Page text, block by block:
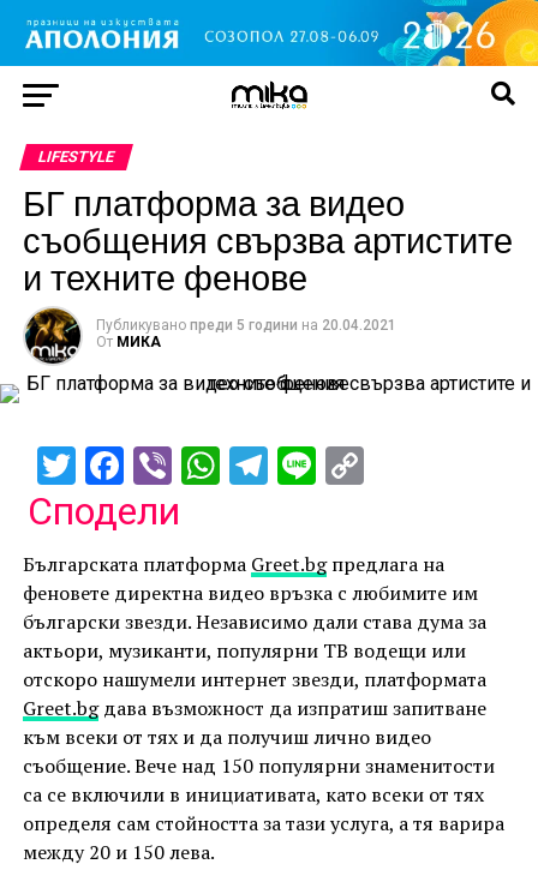
LIFESTYLE
БГ платформа за видео
съобщения свързва артистите
и техните фенове
Публикувано преди 5 години на 20.04.2021
От МИКА
TwitterFacebook
ViberWhatsApp
Telegram
Line
Сподели
Българскaта платформа Greet.bgпредлага на
феновете директна видео връзка с любимите им
български звезди. Независимо дали става дума за
актьори, музиканти, популярни ТВ водещи или
отскоро нашумели интернет звезди, платформата
Greet.bgдава възможност да изпратиш запитване
към всеки от тях и да получиш лично видео
съобщение. Вече над 150 популярни знаменитости
са се включили в инициативата, като всеки от тях
определя сам стойността за тази услуга, а тя варира
между 20 и 150 лева.